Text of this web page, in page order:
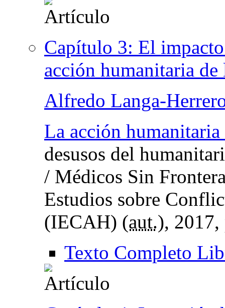
Capítulo 3: El
acción humanitaria
Alfredo Langa-
La acción
desusos del
/ Médicos Sin
Estudios sobre
(IECAH) (aut.), 2017,
Texto Completo